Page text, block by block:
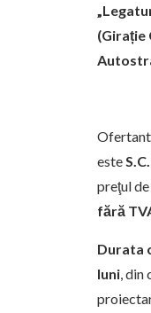
(Girație
este
preţul de
fără
Durata
luni, din